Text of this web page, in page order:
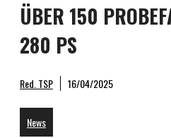
ÜBER 150
280 PS
Red. TSP 16/04/2025
News